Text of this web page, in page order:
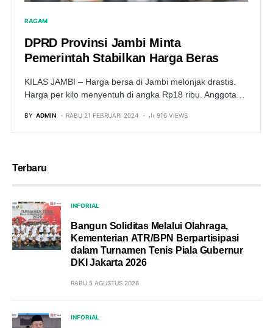
RAGAM
DPRD Provinsi Jambi Minta
Pemerintah Stabilkan Harga Beras
KILAS JAMBI – Harga bersa di Jambi melonjak drastis.
Harga per kilo menyentuh di angka Rp18 ribu. Anggota…
BY ADMIN RABU 21 FEBRUARI 2024 916 VIEWS
Terbaru
INFORIAL
Bangun Soliditas Melalui Olahraga,
Kementerian ATR/BPN Berpartisipasi
dalam Turnamen Tenis Piala Gubernur
DKI Jakarta 2026
RABU 5 AGUSTUS 2026
INFORIAL